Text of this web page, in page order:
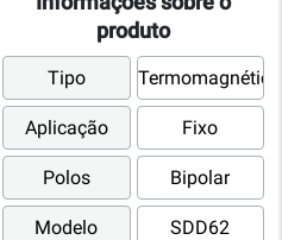
produto
Tipo Termomagnético
Aplicação Fixo
Polos Bipolar
Modelo SDD62